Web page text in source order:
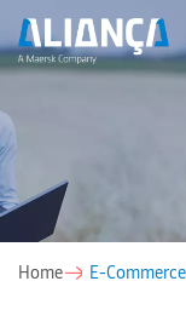
Home E-Commerce